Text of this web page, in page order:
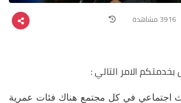
الامر التالي :
اجتماعي في كل مجتمع هناك فئات عمرية